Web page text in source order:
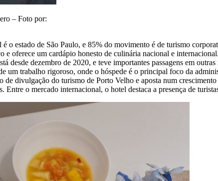
– Foto por:
o estado de São Paulo, e 85% do movimento é de turismo
e oferece um cardápio honesto de culinária nacional e
desde dezembro de 2020, e teve importantes passagens em
um trabalho rigoroso, onde o hóspede é o principal foco da
de divulgação do turismo de Porto Velho e aposta num
Entre o mercado internacional, o hotel destaca a presença de